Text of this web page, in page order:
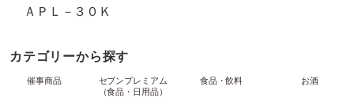
ＡＰＬ－３０Ｋ
カテゴリーから探す
催事商品
セブンプレミアム
（食品・日用品）
食品・飲料 お酒